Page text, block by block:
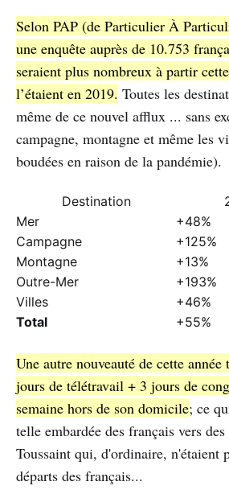
Selon PAP (de Particulier À
une enquête auprès de 10.753
seraient plus nombreux à partir
l’étaient en 2019. Toutes les
même de ce nouvel afflux ... sans
campagne, montagne et même les
boudées en raison de la pandémie).
Destination
Mer
+48%
Campagne
+125%
Montagne
+13%
Outre-Mer
+193%
Villes
+46%
Total
+55%
Une autre nouveauté de cette
jours de télétravail + 3 jours de
semaine hors de son domicile; ce
telle embardée des français vers des
Toussaint qui, d'ordinaire, n'étaient
départs des français...